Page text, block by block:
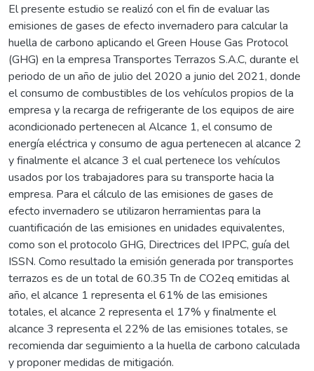
El presente estudio se realizó con el fin de evaluar las
emisiones de gases de efecto invernadero para calcular la
huella de carbono aplicando el Green House Gas Protocol
(GHG) en la empresa Transportes Terrazos S.A.C, durante el
periodo de un año de julio del 2020 a junio del 2021, donde
el consumo de combustibles de los vehículos propios de la
empresa y la recarga de refrigerante de los equipos de aire
acondicionado pertenecen al Alcance 1, el consumo de
energía eléctrica y consumo de agua pertenecen al alcance 2
y finalmente el alcance 3 el cual pertenece los vehículos
usados por los trabajadores para su transporte hacia la
empresa. Para el cálculo de las emisiones de gases de
efecto invernadero se utilizaron herramientas para la
cuantificación de las emisiones en unidades equivalentes,
como son el protocolo GHG, Directrices del IPPC, guía del
ISSN. Como resultado la emisión generada por transportes
terrazos es de un total de 60.35 Tn de CO2eq emitidas al
año, el alcance 1 representa el 61% de las emisiones
totales, el alcance 2 representa el 17% y finalmente el
alcance 3 representa el 22% de las emisiones totales, se
recomienda dar seguimiento a la huella de carbono calculada
y proponer medidas de mitigación.